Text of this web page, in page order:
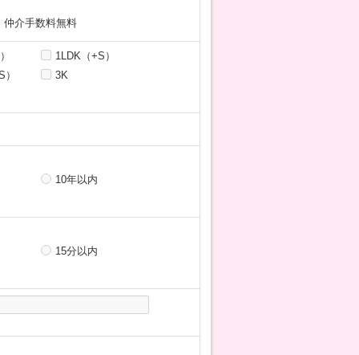
仲介手数料無料
1LDK（+S）
3K
10年以内
15分以内